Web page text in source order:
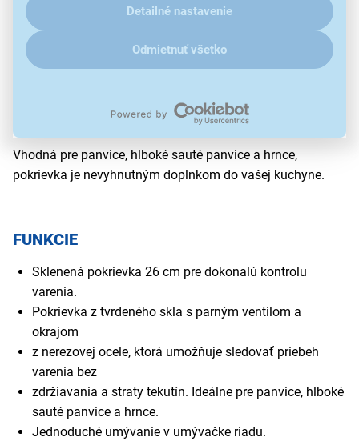
Detailné nastavenie
Odmietnuť všetko
Vytvorená vo Francúzsku,sklenená pokrievka
umožní sledovať proces varenia bez straty tekutín a
nutričných hodnôt.
uchopenie, pomáha zabrániť pretečeniu a zaisťuje
dokonalú kontrolu varenia.
Vhodná pre panvice, hlboké sauté panvice a hrnce,
pokrievka je nevyhnutným doplnkom do vašej kuchyne.
FUNKCIE
Sklenená pokrievka 26 cm pre dokonalú kontrolu
varenia.
Pokrievka z tvrdeného skla s parným ventilom a
okrajom
z nerezovej ocele, ktorá umožňuje sledovať priebeh
varenia bez
zdržiavania a straty tekutín. Ideálne pre panvice, hlboké
sauté panvice a hrnce.
Jednoduché umývanie v umývačke riadu.